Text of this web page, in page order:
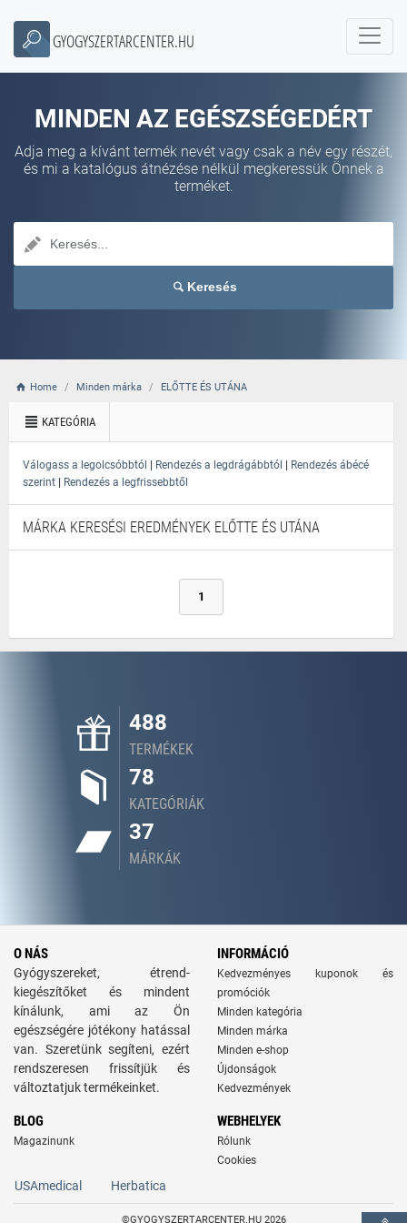
GYOGYSZERTARCENTER.HU
MINDEN AZ EGÉSZSÉGEDÉRT
Adja meg a kívánt termék nevét vagy csak a név egy részét,
és mi a katalógus átnézése nélkül megkeressük Önnek a
terméket.
Keresés
Home Minden márka ELŐTTE ÉS UTÁNA
KATEGÓRIA
Válogass a legolcsóbbtól | Rendezés a legdrágábbtól | Rendezés ábécé
szerint | Rendezés a legfrissebbtől
MÁRKA KERESÉSI EREDMÉNYEK ELŐTTE ÉS UTÁNA
1
488
TERMÉKEK
78
KATEGÓRIÁK
37
MÁRKÁK
O NÁS
Gyógyszereket, étrend-
kiegészítőket és mindent
kínálunk, ami az Ön
egészségére jótékony hatással
van. Szeretünk segíteni, ezért
rendszeresen frissítjük és
változtatjuk termékeinket.
INFORMÁCIÓ
Kedvezményes kuponok és
promóciók
Minden kategória
Minden márka
Minden e-shop
Újdonságok
Kedvezmények
BLOG
Magazinunk
WEBHELYEK
Rólunk
Cookies
USAmedical Herbatica
©GYOGYSZERTARCENTER.HU 2026